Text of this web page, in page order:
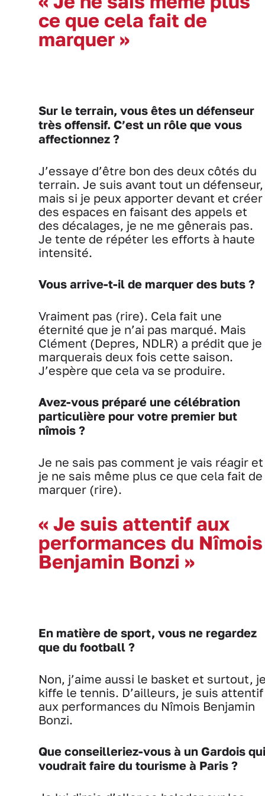
ce que cela fait de
marquer »
Sur le terrain, vous êtes un défenseur
très offensif. C’est un rôle que vous
affectionnez ?
J’essaye d’être bon des deux côtés du
terrain. Je suis avant tout un défenseur,
mais si je peux apporter devant et créer
des espaces en faisant des appels et
des décalages, je ne me gênerais pas.
Je tente de répéter les efforts à haute
intensité.
Vous arrive-t-il de marquer des buts ?
Vraiment pas (rire). Cela fait une
éternité que je n’ai pas marqué. Mais
Clément (Depres, NDLR) a prédit que je
marquerais deux fois cette saison.
J’espère que cela va se produire.
Avez-vous préparé une célébration
particulière pour votre premier but
nîmois ?
Je ne sais pas comment je vais réagir et
je ne sais même plus ce que cela fait de
marquer (rire).
« Je suis attentif aux
performances du Nîmois
Benjamin Bonzi »
En matière de sport, vous ne regardez
que du football ?
Non, j’aime aussi le basket et surtout,
kiffe le tennis. D’ailleurs, je suis attentif
aux performances du Nîmois Benjamin
Bonzi.
Que conseilleriez-vous à un Gardois qui
voudrait faire du tourisme à Paris ?